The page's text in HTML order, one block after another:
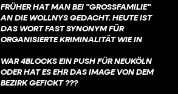
FRÜHER HAT MAN BEI "GROSSFAMILIE" A
N DIE WOLLNYS GEDACHT. HEUTE IST D
AS WORT FAST SYNONYM FÜR O
RGANISIERTE KRIMINALITÄT WIE IN M
CLANKRIMINALITÄT" NICHT MAL EINEN H
ALBEN PROZENT DER BERLINER S
TRAFTATEN AUS.
WAR 4BLOCKS EIN PUSH FÜR NEUKÖLN
ODER HAT ES EHR DAS IMAGE VON DEM
BEZIRK GEFICKT ???